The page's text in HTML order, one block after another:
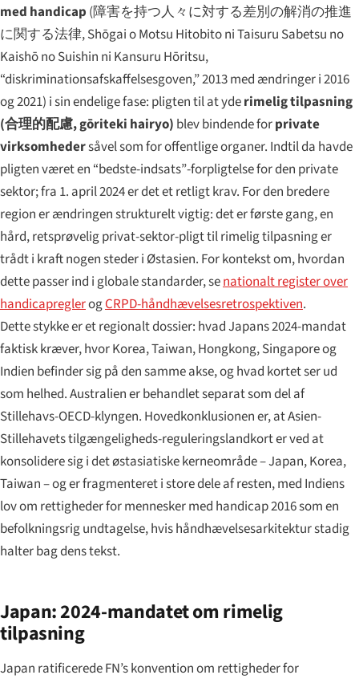
med handicap (障害を持つ人々に対する差別の解消の推進
に関する法律,Shōgai o Motsu Hitobito ni Taisuru Sabetsu no
Kaishō no Suishin ni Kansuru Hōritsu,
“diskriminationsafskaffelsesgoven,” 2013 med ændringer i 2016
og 2021) i sin endelige fase: pligten til at yderimelig tilpasning
(合理的配慮,gōriteki hairyo) blev bindende forprivate
virksomhedersåvel som for offentlige organer. Indtil da havde
pligten været en “bedste-indsats”-forpligtelse for den private
sektor; fra 1. april 2024 er det et retligt krav. For den bredere
region er ændringen strukturelt vigtig: det er første gang, en
hård, retsprøvelig privat-sektor-pligt til rimelig tilpasning er
trådt i kraft nogen steder i Østasien. For kontekst om, hvordan
dette passer ind i globale standarder, senationalt register over
handicapreglerogCRPD-håndhævelsesretrospektiven.
Dette stykke er et regionalt dossier: hvad Japans 2024-mandat
faktisk kræver, hvor Korea, Taiwan, Hongkong, Singapore og
Indien befinder sig på den samme akse, og hvad kortet ser ud
som helhed. Australien er behandlet separat som del af
Stillehavs-OECD-klyngen. Hovedkonklusionen er, at Asien-
Stillehavets tilgængeligheds-reguleringslandkort er ved at
konsolidere sig i det østasiatiske kerneområde – Japan, Korea,
Taiwan – og er fragmenteret i store dele af resten, med Indiens
lov om rettigheder for mennesker med handicap 2016 som en
befolkningsrig undtagelse, hvis håndhævelsesarkitektur stadig
halter bag dens tekst.
Japan: 2024-mandatet om rimelig
tilpasning
Japan ratificerede FN’s konvention om rettigheder for